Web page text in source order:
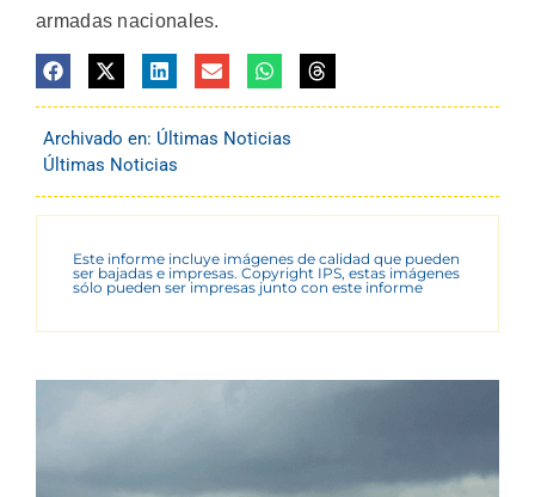
armadas nacionales.
Archivado en: Últimas Noticias
Últimas Noticias
Este informe incluye imágenes de calidad que pueden
ser bajadas e impresas. Copyright IPS, estas imágenes
sólo pueden ser impresas junto con este informe